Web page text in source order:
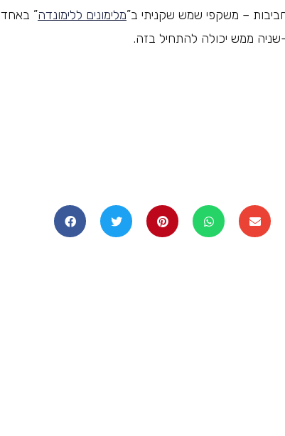
– משקפי שמש שקניתי ב”מלימונים ללימונדה” באחד
שניה ממש יכולה להתחיל בזה.